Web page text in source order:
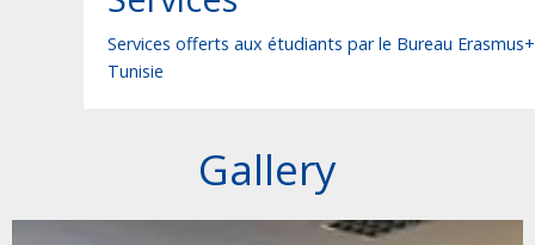
Services offerts aux étudiants par le Bureau
Tunisie
Gallery